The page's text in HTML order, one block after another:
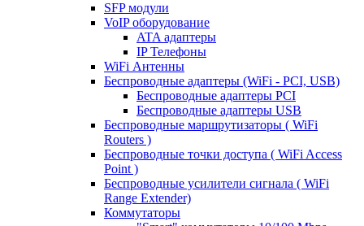
SFP модули
VoIP оборудование
ATA адаптеры
IP Телефоны
WiFi Антенны
Беспроводные адаптеры (WiFi - PCI, USB)
Беспроводные адаптеры PCI
Беспроводные адаптеры USB
Беспроводные маршрутизаторы ( WiFi
Routers )
Беспроводные точки доступа ( WiFi Access
Point )
Беспроводные усилители сигнала ( WiFi
Range Extender)
Коммутаторы